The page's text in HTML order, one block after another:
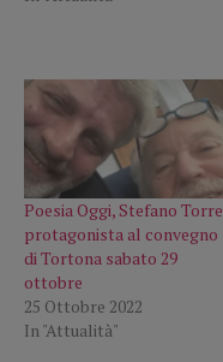
Poesia Oggi, Stefano Torre
protagonista al convegno
di Tortona sabato 29
ottobre
25 Ottobre 2022
In "Attualità"